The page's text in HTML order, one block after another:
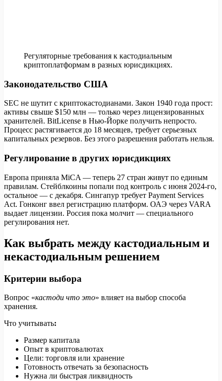
Регуляторные требования к кастодиальным
криптоплатформам в разных юрисдикциях.
Законодательство США
SEC не шутит с криптокастодианами. Закон 1940 года прост:
активы свыше $150 млн — только через лицензированных
хранителей. BitLicense в Нью-Йорке получить непросто.
Процесс растягивается до 18 месяцев, требует серьезных
капитальных резервов. Без этого разрешения работать нельзя.
Регулирование в других юрисдикциях
Европа приняла MiCA — теперь 27 стран живут по единым
правилам. Стейблкоины попали под контроль с июня 2024-го,
остальное — с декабря. Сингапур требует Payment Services
Act. Гонконг ввел регистрацию платформ. ОАЭ через VARA
выдает лицензии. Россия пока молчит — специального
регулирования нет.
Как выбрать между кастодиальным и
некастодиальным решением
Критерии выбора
Вопрос «кастоди что это» влияет на выбор способа
хранения.
Что учитывать:
Размер капитала
Опыт в криптовалютах
Цели: торговля или хранение
Готовность отвечать за безопасность
Нужна ли быстрая ликвидность